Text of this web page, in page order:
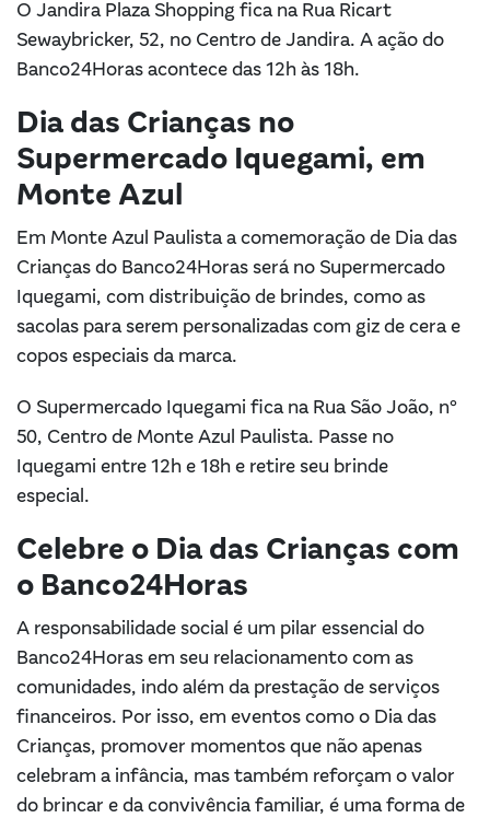
O Jandira Plaza Shopping fica na Rua Ricart
Sewaybricker, 52, no Centro de Jandira. A ação do
Banco24Horas acontece das 12h às 18h.
Dia das Crianças no
Supermercado Iquegami, em
Monte Azul
Em Monte Azul Paulista a comemoração de Dia das
Crianças do Banco24Horas será no Supermercado
Iquegami, com distribuição de brindes, como as
sacolas para serem personalizadas com giz de cera e
copos especiais da marca.
O Supermercado Iquegami fica na Rua São João, n°
50, Centro de Monte Azul Paulista. Passe no
Iquegami entre 12h e 18h e retire seu brinde
especial.
Celebre o Dia das Crianças com
o Banco24Horas
A responsabilidade social é um pilar essencial do
Banco24Horas em seu relacionamento com as
comunidades, indo além da prestação de serviços
financeiros. Por isso, em eventos como o Dia das
Crianças, promover momentos que não apenas
celebram a infância, mas também reforçam o valor
do brincar e da convivência familiar, é uma forma de